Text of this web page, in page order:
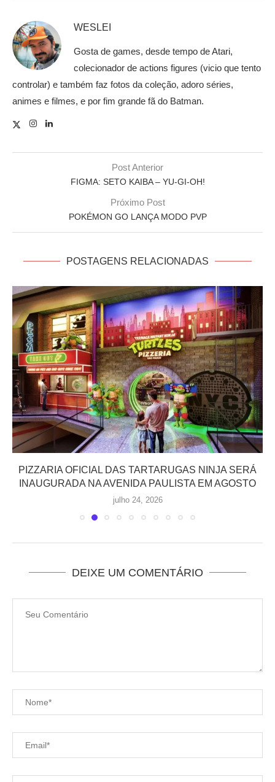
WESLEI
Gosta de games, desde tempo de Atari,
colecionador de actions figures (vicio que tento
controlar) e também faz fotos da coleção, adoro séries,
animes e filmes, e por fim grande fã do Batman.
Post Anterior
FIGMA: SETO KAIBA – YU-GI-OH!
Próximo Post
POKÉMON GO LANÇA MODO PVP
POSTAGENS RELACIONADAS
PIZZARIA OFICIAL DAS TARTARUGAS NINJA SERÁ
INAUGURADA NA AVENIDA PAULISTA EM AGOSTO
julho 24, 2026
DEIXE UM COMENTÁRIO